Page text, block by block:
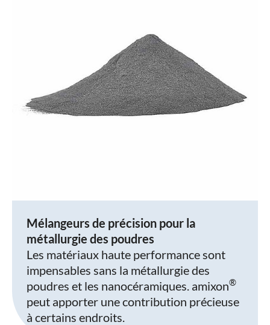
Mélangeurs de précision pour la
métallurgie des poudres
Les matériaux haute performance sont
impensables sans la métallurgie des
poudres et les nanocéramiques. amixon®
peut apporter une contribution précieuse
à certains endroits.